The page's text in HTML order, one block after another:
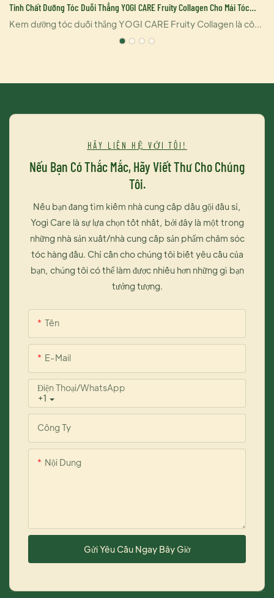
Tinh Chất Dưỡng Tóc Duỗi Thẳng YOGI CARE Fruity Collagen Cho Mái Tóc
Mượt Mà
Kem dưỡng tóc duỗi thẳng YOGI CARE Fruity Collagen là công
thức nuôi dưỡng được thiết kế để làm mượt tóc xơ rối và giúp tóc
HÃY LIÊN HỆ VỚI TÔI!
Nếu Bạn Có Thắc Mắc, Hãy Viết Thư Cho Chúng
Tôi.
Nếu bạn đang tìm kiếm nhà cung cấp dầu gội đầu sỉ,
Yogi Care là sự lựa chọn tốt nhất, bởi đây là một trong
những nhà sản xuất/nhà cung cấp sản phẩm chăm sóc
tóc hàng đầu. Chỉ cần cho chúng tôi biết yêu cầu của
bạn, chúng tôi có thể làm được nhiều hơn những gì bạn
tưởng tượng.
Tên
E-Mail
+1
Điện Thoại/WhatsApp
Công Ty
Nội Dung
Gửi Yêu Cầu Ngay Bây Giờ